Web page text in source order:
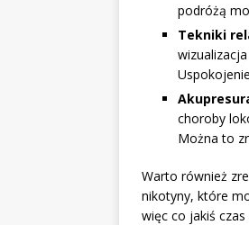
podróżą
Tekniki
choroby
Można to
Warto również
nikotyny, które
więc co jakiś